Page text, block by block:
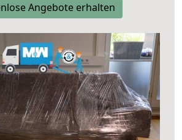
Angebote erhalten